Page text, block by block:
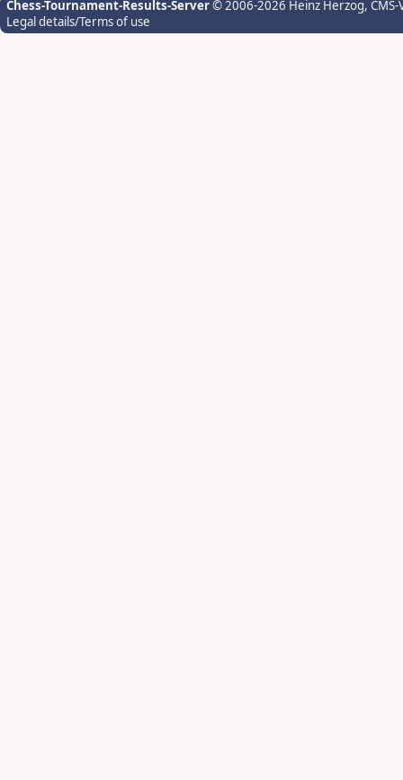
Chess-Tournament-Results-Server© 2006-2026 Heinz Herzog,
Legal details/Terms of use